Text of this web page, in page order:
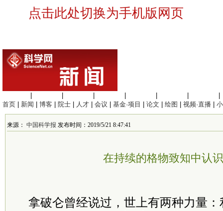
点击此处切换为手机版网页
首页
新闻 博客 院士 人才 会议 基金·项目 论文 绘图 视频·直播
来源： 中国科学报 发布时间：2019/5/21 8:47:41
在持续的格物致知中认
拿破仑曾经说过，世上有两种力量